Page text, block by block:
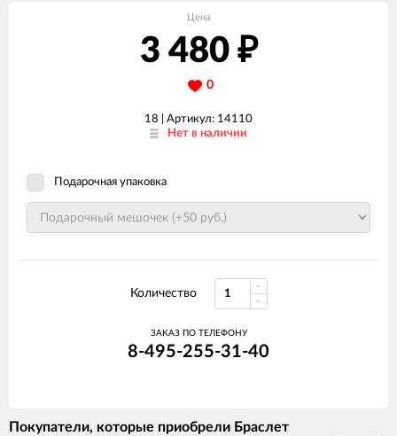
Цена
3 480 ₽
0
18 | Артикул: 14110
Нет в наличии
Подарочная упаковка
Количество
ЗАКАЗ ПО ТЕЛЕФОНУ
8-495-255-31-40
Покупатели, которые приобрели Браслет